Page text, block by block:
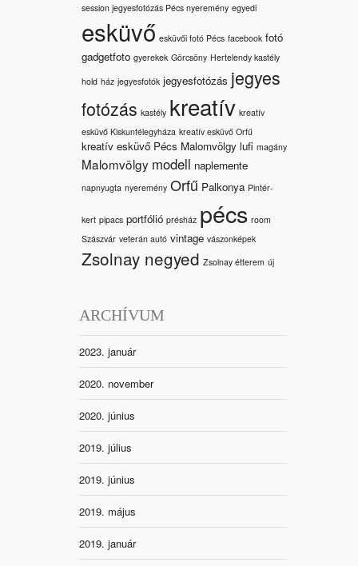
session jegyesfotózás Pécs nyeremény egyedi
esküvő esküvői fotó Pécs facebook fotó
gadgetfoto gyerekek Görcsöny Hertelendy kastély
hold ház jegyesfotók jegyesfotózás jegyes
fotózás kastély kreatív kreatív
esküvő Kiskunfélegyháza kreatív esküvő Orfű
kreatív esküvő Pécs Malomvölgy lufi magány
Malomvölgy modell naplemente
napnyugta nyeremény Orfű Palkonya Pintér-
kert pipacs portfólió présház pécs room
Szászvár veterán autó vintage vászonképek
Zsolnay negyed Zsolnay étterem új
ARCHÍVUM
2023. január
2020. november
2020. június
2019. július
2019. június
2019. május
2019. január